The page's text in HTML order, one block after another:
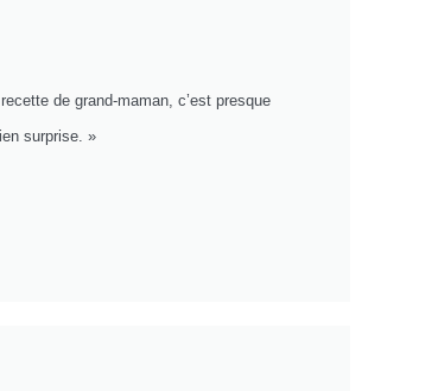
de grand-maman, c’est presque
surprise. »